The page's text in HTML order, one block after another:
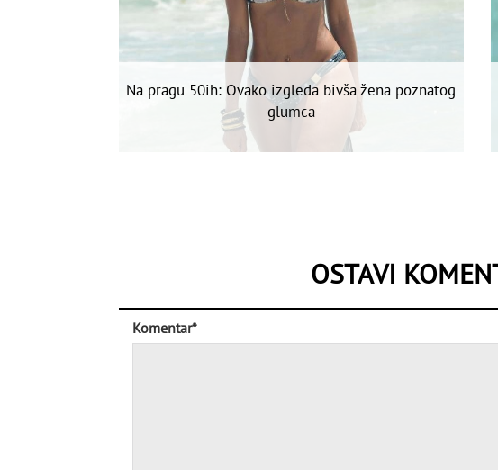
Na pragu 50ih: Ovako izgleda bivša žena poznatog
glumca
OSTAVI
Komentar*